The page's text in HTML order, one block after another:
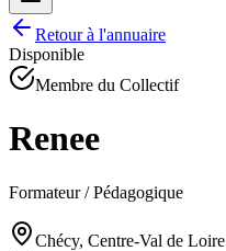
Retour à l'annuaire
Disponible
Membre du Collectif
Renee
Formateur / Pédagogique
Chécy, Centre-Val de Loire